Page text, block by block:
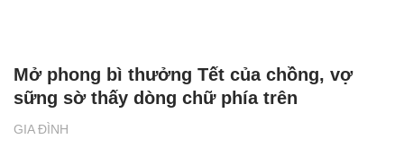
GIA ĐÌNH
Mở phong bì thưởng Tết của chồng, vợ
sững sờ thấy dòng chữ phía trên